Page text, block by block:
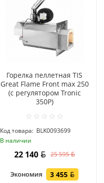
Горелка пеллетная TIS
Great Flame Front max 250
(c регулятором Tronic
350P)
Код товара: BLK0093699
В наличии
22 140 25 595
Экономия 3 455